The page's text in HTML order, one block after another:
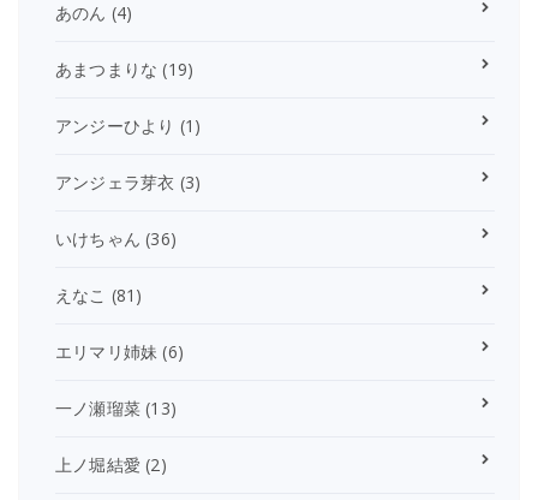
あのん (4)
あまつまりな (19)
アンジーひより (1)
アンジェラ芽衣 (3)
いけちゃん (36)
えなこ (81)
エリマリ姉妹 (6)
一ノ瀬瑠菜 (13)
上ノ堀結愛 (2)